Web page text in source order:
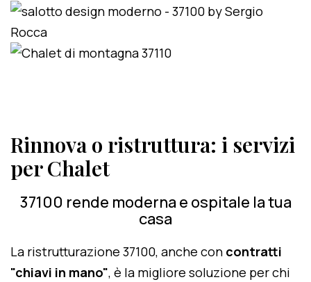
Rinnova o ristruttura: i servizi
per Chalet
37100 rende moderna e ospitale la tua
casa
La ristrutturazione 37100, anche con contratti
"chiavi in mano", è la migliore soluzione per chi